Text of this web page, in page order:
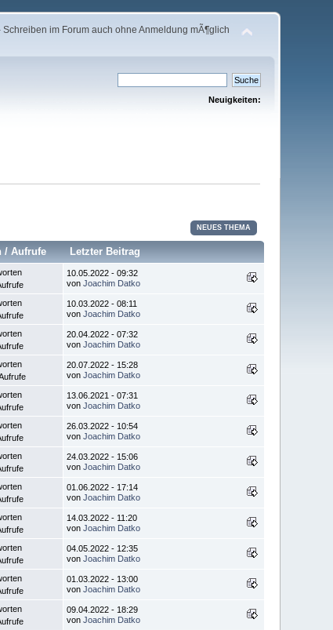
Schreiben im Forum auch ohne Anmeldung mÃ¶glich
Neuigkeiten:
NEUES THEMA
/ Aufrufe Letzter Beitrag
10.05.2022 - 09:32
vonJoachim Datko
10.03.2022 - 08:11
vonJoachim Datko
20.04.2022 - 07:32
vonJoachim Datko
20.07.2022 - 15:28
vonJoachim Datko
13.06.2021 - 07:31
vonJoachim Datko
26.03.2022 - 10:54
vonJoachim Datko
24.03.2022 - 15:06
vonJoachim Datko
01.06.2022 - 17:14
vonJoachim Datko
14.03.2022 - 11:20
vonJoachim Datko
04.05.2022 - 12:35
vonJoachim Datko
01.03.2022 - 13:00
vonJoachim Datko
09.04.2022 - 18:29
vonJoachim Datko